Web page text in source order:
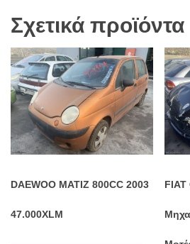
Σχετικά προϊόντα
DAEWOO MATIZ 800CC 2003
47.000XLM
FIAT